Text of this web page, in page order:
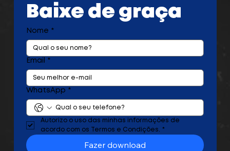
Baixe de graça
Nome *
Email *
WhatsApp *
Autorizo o uso das minhas informações de
acordo com os Termos e Condições.
*
Fazer download